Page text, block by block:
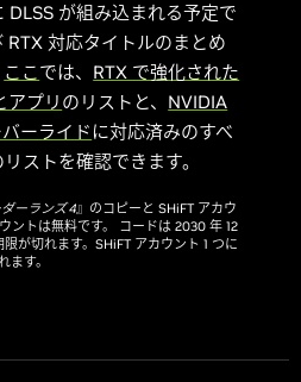
DLSS が組み込まれる予定で
RTX 対応タイトルのまとめ
ここでは、 RTX で強化された
プリ のリストと、 NVIDIA
ーライド に対応済みのすべ
ストを確認できます。
ーランズ 4』のコピーと SHiFT アカウ
ントは無料です。 コードは 2030 年 12
限が切れます。SHiFT アカウント 1 つに
ます。